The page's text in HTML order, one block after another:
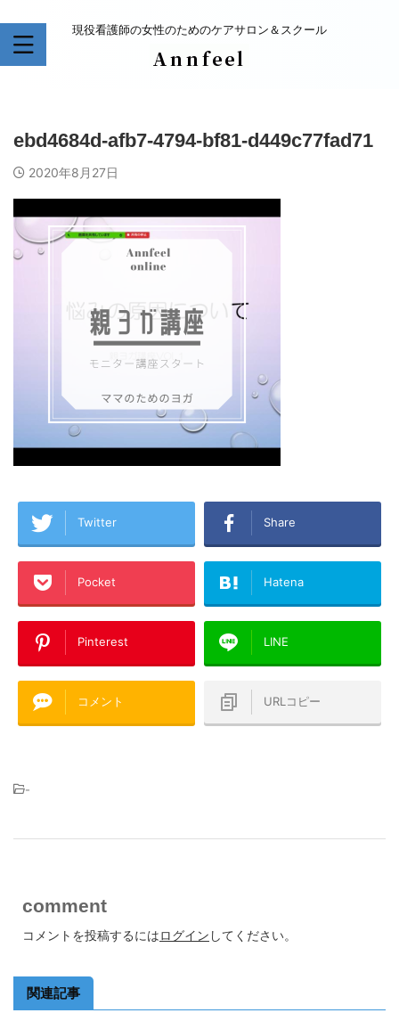
現役看護師の女性のためのケアサロン＆スクール
ebd4684d-afb7-4794-bf81-d449c77fad71
2020年8月27日
Twitter Share
Pocket Hatena
Pinterest LINE
コメント URLコピー
-
comment
コメントを投稿するにはログイン してください。
関連記事